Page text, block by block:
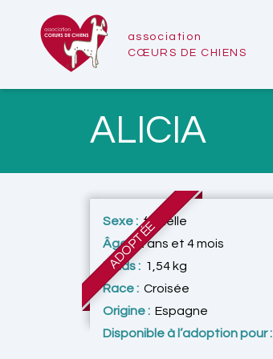
association
CŒURS DE CHIENS
ALICIA
ADOPTÉE
Sexe : femelle
Âge :2 ans et 4 mois
Poids : 1,54 kg
Race : Croisée
Origine : Espagne
Disponible à l’adoption pour :